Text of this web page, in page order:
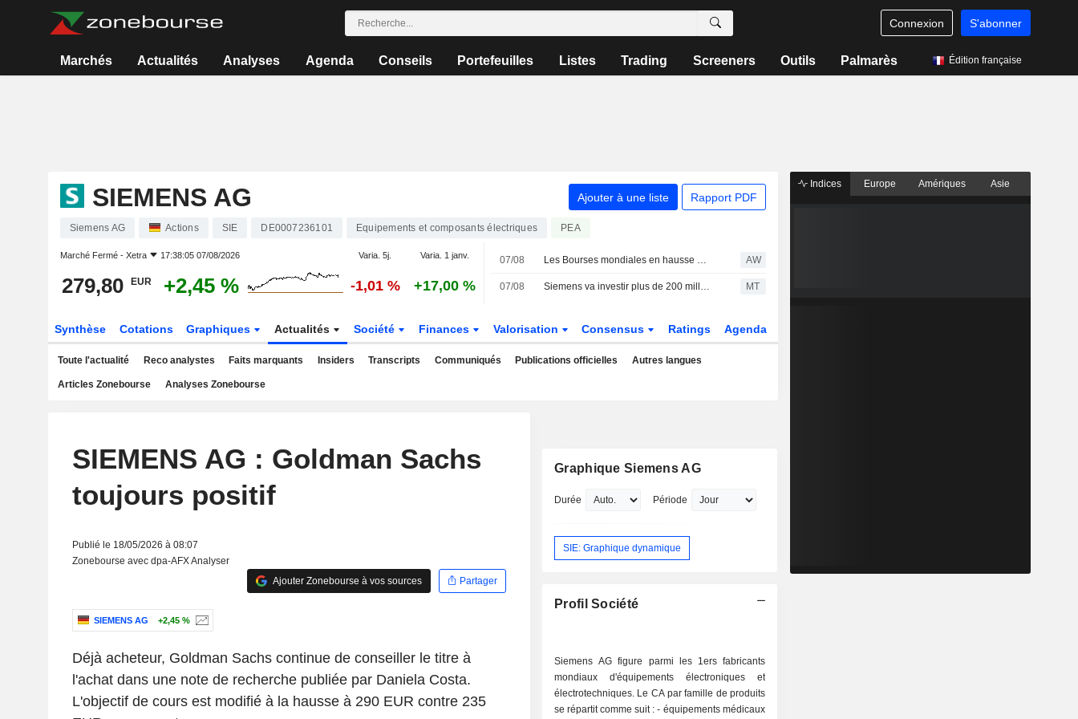
Connexion S'abonner
Marchés Actualités Analyses Agenda Conseils Portefeuilles Listes Trading Screeners Outils Palmarès Édition française
SIEMENS AG Ajouter à une liste Rapport PDF
Siemens AG Actions SIE DE0007236101 Equipements et composants électriques PEA
Marché Fermé - Xetra 17:38:05 07/08/2026 Varia. 5j. Varia. 1 janv.
279,80 EUR +2,45 % -1,01 % +17,00 %
07/08 Les Bourses mondiales en hausse après l'emploi américain, records en Europe AW
07/08 Siemens va investir plus de 200 millions de dollars aux États-Unis dans des équipements pour centres de données IA MT
Synthèse Cotations Graphiques Actualités Société Finances Valorisation Consensus Ratings Agenda
Toute l'actualité Reco analystes Faits marquants Insiders Transcripts Communiqués Publications officielles Autres langues
Articles Zonebourse Analyses Zonebourse
SIEMENS AG : Goldman Sachs
toujours positif
Publié le 18/05/2026 à 08:07
Zonebourse avec dpa-AFX Analyser
Ajouter Zonebourse à vos sources
Partager
SIEMENS AG +2,45 %
Déjà acheteur, Goldman Sachs continue de conseiller le titre à
l'achat dans une note de recherche publiée par Daniela Costa.
L'objectif de cours est modifié à la hausse à 290 EUR contre 235
Graphique Siemens AG
Durée Période
SIE: Graphique dynamique
Profil Société
Siemens AG figure parmi les 1ers fabricants
mondiaux d'équipements électroniques et
électrotechniques. Le CA par famille de produits
se répartit comme suit : - équipements médicaux
Indices Europe Amériques Asie